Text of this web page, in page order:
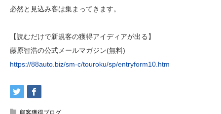
必然と見込み客は集まってきます。
【読むだけで新規客の獲得アイディアが出る】
藤原智浩の公式メールマガジン(無料)
https://88auto.biz/sm-c/touroku/sp/entryform10.htm